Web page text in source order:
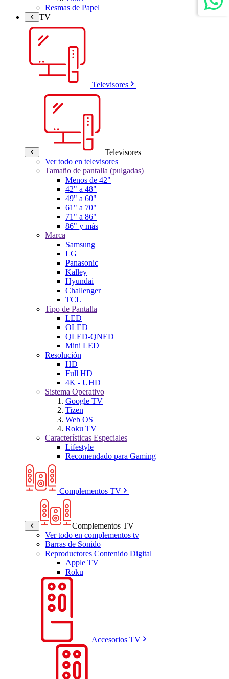
Resmas de Papel
TV
Televisores
Televisores
Ver todo en televisores
Tamaño de pantalla (pulgadas)
Menos de 42"
42" a 48"
49" a 60"
61" a 70"
71" a 86"
86" y más
Marca
Samsung
LG
Panasonic
Kalley
Hyundai
Challenger
TCL
Tipo de Pantalla
LED
OLED
QLED-QNED
Mini LED
Resolución
HD
Full HD
4K - UHD
Sistema Operativo
Google TV
Tizen
Web OS
Roku TV
Características Especiales
Lifestyle
Recomendado para Gaming
Complementos TV
Complementos TV
Ver todo en complementos tv
Barras de Sonido
Reproductores Contenido Digital
Apple TV
Roku
Accesorios TV